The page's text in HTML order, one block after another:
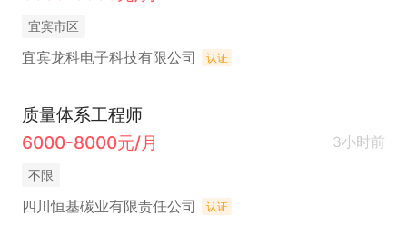
宜宾市区
宜宾龙科电子科技有限公司 认证
质量体系工程师
6000-8000元/月
3小时前
不限
四川恒基碳业有限责任公司 认证